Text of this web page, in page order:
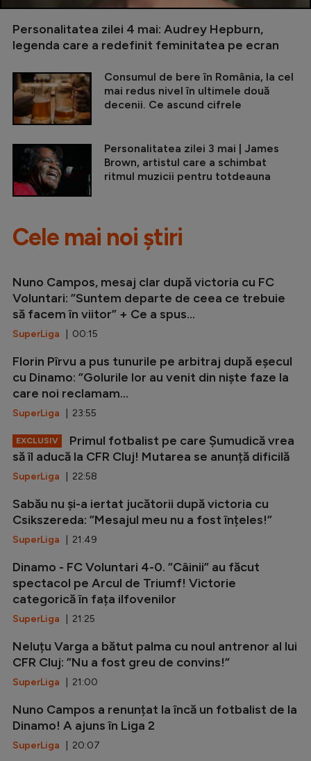
Personalitatea zilei 4 mai: Audrey Hepburn,
legenda care a redefinit feminitatea pe ecran
Consumul de bere în România, la cel
mai redus nivel în ultimele două
decenii. Ce ascund cifrele
Personalitatea zilei 3 mai | James
Brown, artistul care a schimbat
ritmul muzicii pentru totdeauna
Cele mai noi știri
Nuno Campos, mesaj clar după victoria cu FC
Voluntari: ”Suntem departe de ceea ce trebuie
să facem în viitor” + Ce a spus...
SuperLiga | 00:15
Florin Pîrvu a pus tunurile pe arbitraj după eșecul
cu Dinamo: ”Golurile lor au venit din niște faze la
care noi reclamam...
SuperLiga | 23:55
EXCLUSIV
Primul fotbalist pe care Șumudică vrea
să îl aducă la CFR Cluj! Mutarea se anunță dificilă
SuperLiga | 22:58
Sabău nu și-a iertat jucătorii după victoria cu
Csikszereda: ”Mesajul meu nu a fost înțeles!”
SuperLiga | 21:49
Dinamo - FC Voluntari 4-0. ”Câinii” au făcut
spectacol pe Arcul de Triumf! Victorie
categorică în fața ilfovenilor
SuperLiga | 21:25
Neluțu Varga a bătut palma cu noul antrenor al lui
CFR Cluj: ”Nu a fost greu de convins!”
SuperLiga | 21:00
Nuno Campos a renunțat la încă un fotbalist de la
Dinamo! A ajuns în Liga 2
SuperLiga | 20:07